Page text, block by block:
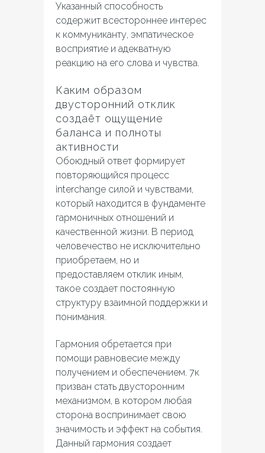
Указанный способность
содержит всестороннее интерес
к коммуниканту, эмпатическое
восприятие и адекватную
реакцию на его слова и чувства.
Каким образом
двусторонний отклик
создаёт ощущение
баланса и полноты
активности
Обоюдный ответ формирует
повторяющийся процесс
interchange силой и чувствами,
который находится в фундаменте
гармоничных отношений и
качественной жизни. В период
человечество не исключительно
приобретаем, но и
предоставляем отклик иным,
такое создает постоянную
структуру взаимной поддержки и
понимания.
Гармония обретается при
помощи равновесие между
получением и обеспечением. 7к
призван стать двусторонним
механизмом, в котором любая
сторона воспринимает свою
значимость и эффект на события.
Данный гармония создает